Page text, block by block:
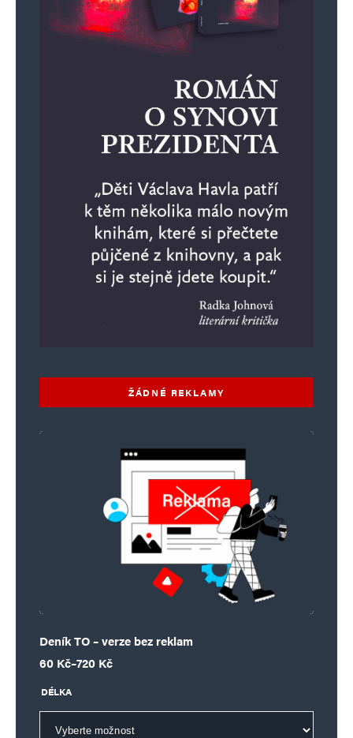
ŽÁDNÉ REKLAMY
Deník TO – verze bez reklam
60 Kč–720 Kč
Rozpětí cen: 60 Kč až 720 Kč
DÉLKA